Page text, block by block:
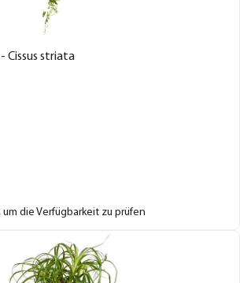
Cissus striata
um die Verfügbarkeit zu prüfen